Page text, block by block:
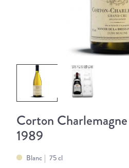
Corton
1989
Blanc 75 cl